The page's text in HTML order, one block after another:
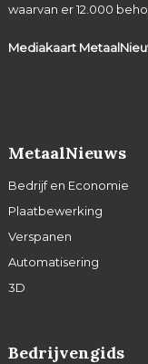
waarvan er 12.000
Mediakaart
MetaalNieuws
Bedrijf en Economie
Plaatbewerking
Verspanen
Automatisering
3D
Bedrijvengids